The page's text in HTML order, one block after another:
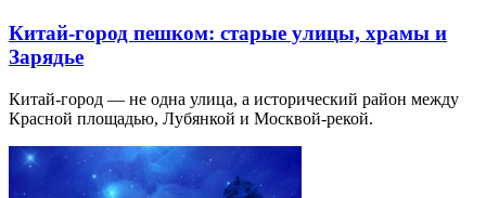
Китай-город пешком: старые улицы, храмы и
Зарядье
Китай-город — не одна улица, а исторический район между
Красной площадью, Лубянкой и Москвой-рекой.